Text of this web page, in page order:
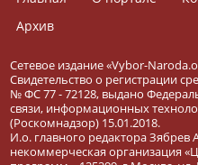
Архив
Сетевое издание «Vybor-
Свидетельство о регистрации
№ ФС 77 - 72128, выдано
связи, информационных
(Роскомнадзор) 15.01.2018.
И.о. главного редактора Зябрев
некоммерческая организация